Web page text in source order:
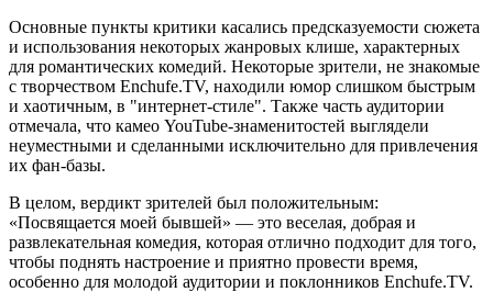
Основные пункты критики касались предсказуемости сюжета
и использования некоторых жанровых клише, характерных
для романтических комедий. Некоторые зрители, не знакомые
с творчеством Enchufe.TV, находили юмор слишком быстрым
и хаотичным, в "интернет-стиле". Также часть аудитории
отмечала, что камео YouTube-знаменитостей выглядели
неуместными и сделанными исключительно для привлечения
их фан-базы.
В целом, вердикт зрителей был положительным:
«Посвящается моей бывшей» — это веселая, добрая и
развлекательная комедия, которая отлично подходит для того,
чтобы поднять настроение и приятно провести время,
особенно для молодой аудитории и поклонников Enchufe.TV.